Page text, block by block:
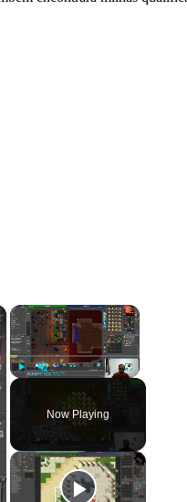
×
Fullscreen
Now Playing